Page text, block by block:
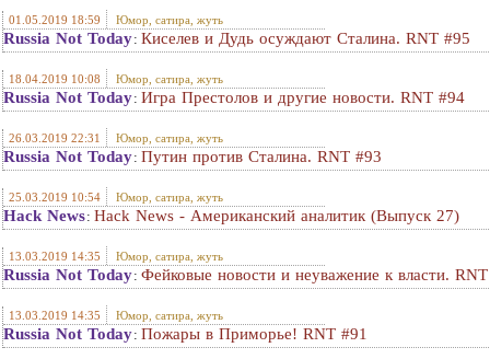
01.05.2019 18:59 Юмор, сатира, жуть
Russia Not Today: Киселев и Дудь осуждают Сталина. RNT #95
18.04.2019 10:08 Юмор, сатира, жуть
Russia Not Today: Игра Престолов и другие новости. RNT #94
26.03.2019 22:31 Юмор, сатира, жуть
Russia Not Today: Путин против Сталина. RNT #93
25.03.2019 10:54 Юмор, сатира, жуть
Hack News: Hack News - Американский аналитик (Выпуск 27)
13.03.2019 14:35 Юмор, сатира, жуть
Russia Not Today: Фейковые новости и неуважение к власти.
13.03.2019 14:35 Юмор, сатира, жуть
Russia Not Today: Пожары в Приморье! RNT #91